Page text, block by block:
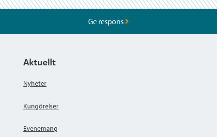
Ge respons
Aktuellt
Nyheter
Kungörelser
Evenemang